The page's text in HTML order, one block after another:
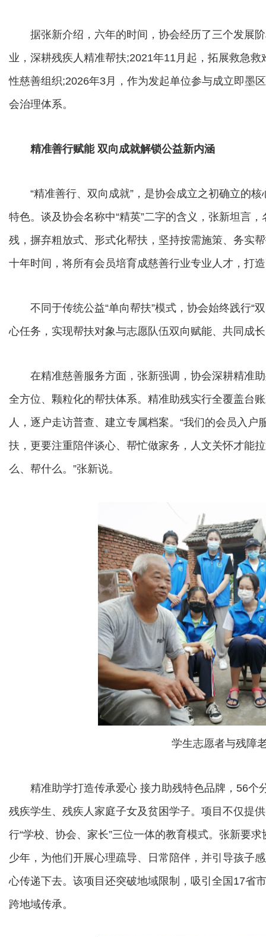
据张新介绍，六年的时间，协会经历了三个发展阶
业，深耕残疾人精准帮扶;2021年11月起，拓展救急
性慈善组织;2026年3月，作为发起单位参与成立即墨
会治理体系。
精准善行赋能 双向成就解锁公益新内涵
“精准善行、双向成就”，是协会成立之初确立的核
特色。谈及协会名称中“精英”二字的含义，张新坦言
残，摒弃粗放式、形式化帮扶，坚持按需施策、务实
十年时间，将所有会员培育成慈善行业专业人才，打
不同于传统公益“单向帮扶”模式，协会始终践行“
心任务，实现帮扶对象与志愿队伍双向赋能、共同成
在精准慈善服务方面，张新强调，协会深耕精准助
全方位、颗粒化的帮扶体系。精准助残实行全覆盖台
人，逐户走访普查、建立专属档案。“我们的会员入
扶，更要注重陪伴谈心、帮忙做家务，人文关怀才能
么、帮什么。”张新说。
学生志愿者与残障
精准助学打造传承爱心 接力助残特色品牌，56个
残疾学生、残疾人家庭子女及贫困学子。项目不仅提
行“学校、协会、家长”三位一体的教育模式。张新要
少年，为他们开展心理疏导、日常陪伴，并引导孩子
心传递下去。该项目还突破地域限制，吸引全国17省
跨地域传承。